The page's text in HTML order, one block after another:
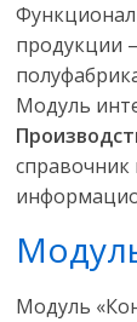
продукции
Модуль
Модуль